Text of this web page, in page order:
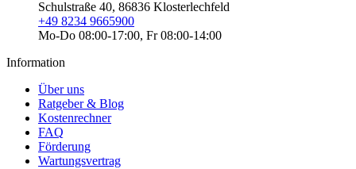
Schulstraße 40, 86836 Klosterlechfeld
+49 8234 9665900
Mo-Do 08:00-17:00, Fr 08:00-14:00
Information
Über uns
Ratgeber & Blog
Kostenrechner
FAQ
Förderung
Wartungsvertrag